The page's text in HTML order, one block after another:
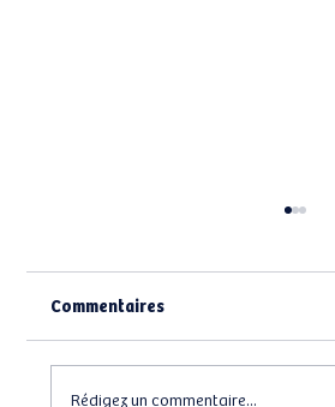
Commentaires
Rédigez un commentaire...